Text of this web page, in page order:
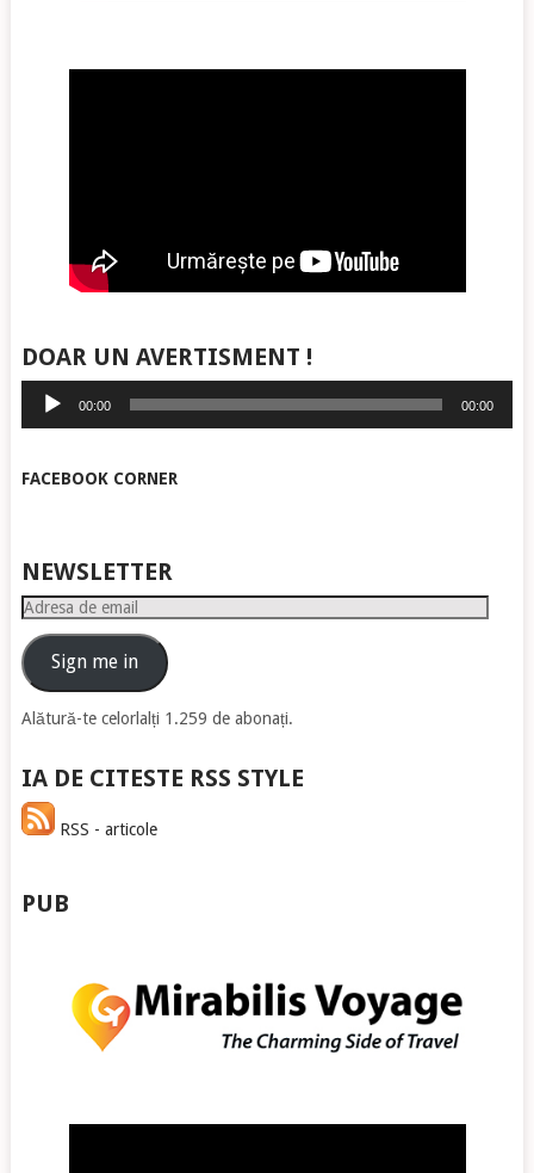
DOAR UN AVERTISMENT !
Player
audio
00:00 00:00
FACEBOOK CORNER
NEWSLETTER
Adresa
emailSign me in
Alătură-te celorlalți 1.259 de abonați.
IA DE CITESTE RSS STYLE
RSS - articole
PUB